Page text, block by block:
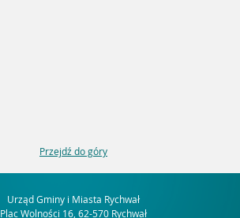
Przejdź do góry
Urząd Gminy i Miasta Rychwał
Plac Wolności 16, 62-570 Rychwał